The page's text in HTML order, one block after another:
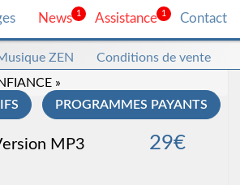
ZEN Conditions de vente
1
News 1
Assistance Contact
»
PROGRAMMES PAYANTS
MP3 29€